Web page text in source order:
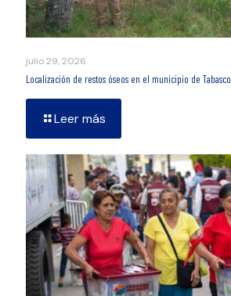
julio 29, 2026
Localización de restos óseos en el municipio de Tabasco
Leer más